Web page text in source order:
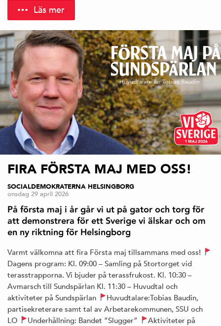
Läs mer
FIRA FÖRSTA MAJ MED OSS!
SOCIALDEMOKRATERNA HELSINGBORG
onsdag 29 april 2026
På första maj i år går vi ut på gator och torg för
att demonstrera för ett Sverige vi älskar och om
en ny riktning för Helsingborg
Varmt välkomna att fira Första maj tillsammans med oss!
Dagens program: Kl. 09:00 – Samling på Stortorget vid
terasstrapporna. Vi bjuder på terassfrukost. Kl. 10:30 –
Avmarsch till Sundspärlan Kl. 11:30 – Huvudtal och
aktiviteter på Sundspärlan
Huvudtalare:Tobias Baudin,
partisekreterare samt tal av Arbetarekommunen, SSU och
LO
Underhållning: Bandet ”Slugger”
Aktiviteter på